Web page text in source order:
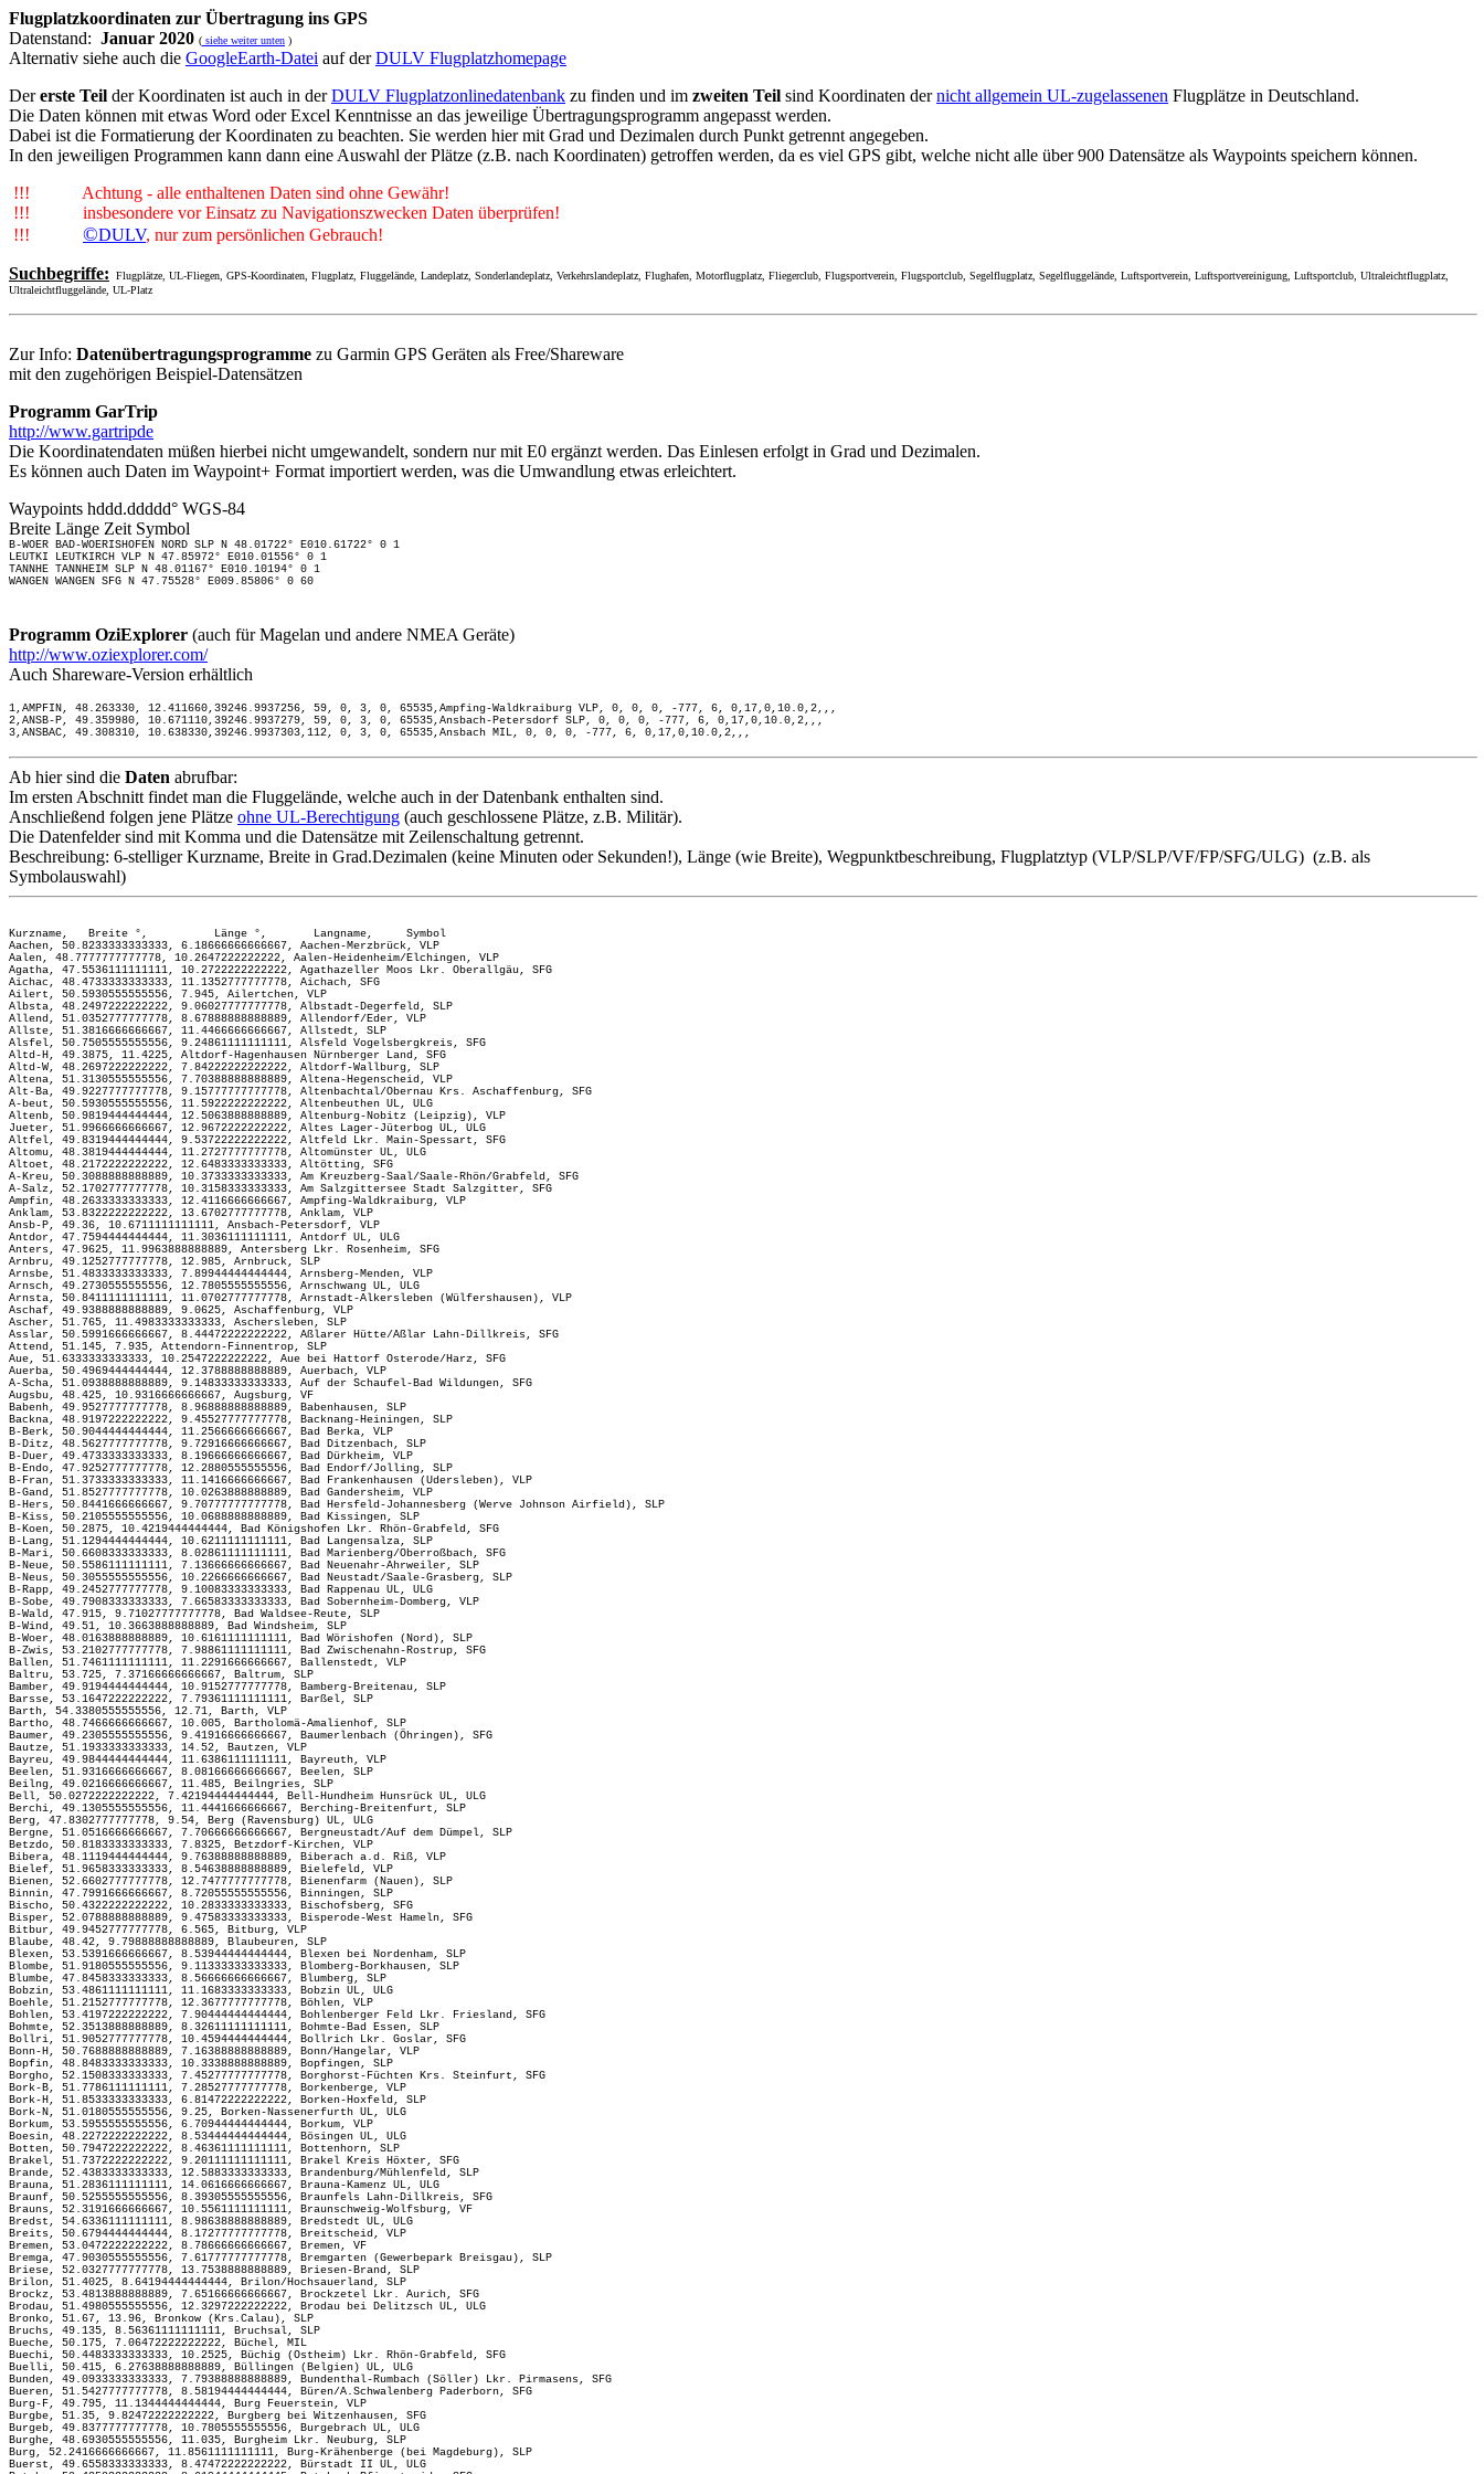
Flugplatzkoordinaten zur Übertragung ins GPS
Datenstand: Januar 2020 ( siehe weiter unten )
Alternativ siehe auch die GoogleEarth-Datei auf derDULV Flugplatzhomepage
Dererste Teil der Koordinaten ist auch in derDULV Flugplatzonlinedatenbank zu finden und im zweiten Teil sind Koordinaten dernicht allgemein UL-zugelassenen Flugplätze in Deutschland.
Die Daten können mit etwas Word oder Excel Kenntnisse an das jeweilige Übertragungsprogramm angepasst werden.
Dabei ist die Formatierung der Koordinaten zu beachten. Sie werden hier mit Grad und Dezimalen durch Punkt getrennt angegeben.
In den jeweiligen Programmen kann dann eine Auswahl der Plätze (z.B. nach Koordinaten) getroffen werden, da es viel GPS gibt, welche nicht alle über 900 Datensätze als Waypoints speichern können.
!!! Achtung - alle enthaltenen Daten sind ohne Gewähr!
!!! insbesondere vor Einsatz zu Navigationszwecken Daten überprüfen!
!!! ©DULV, nur zum persönlichen Gebrauch!
Suchbegriffe: Flugplätze, UL-Fliegen, GPS-Koordinaten, Flugplatz, Fluggelände, Landeplatz, Sonderlandeplatz, Verkehrslandeplatz, Flughafen, Motorflugplatz, Fliegerclub, Flugsportverein, Flugsportclub, Segelflugplatz, Segelfluggelände, Luftsportverein, Luftsportvereinigung, Luftsportclub, Ultraleichtflugplatz,
Ultraleichtfluggelände, UL-Platz
Zur Info: Datenübertragungsprogramme zu Garmin GPS Geräten als Free/Shareware
mit den zugehörigen Beispiel-Datensätzen
Programm GarTrip
http://www.gartripde
Die Koordinatendaten müßen hierbei nicht umgewandelt, sondern nur mit E0 ergänzt werden. Das Einlesen erfolgt in Grad und Dezimalen.
Es können auch Daten im Waypoint+ Format importiert werden, was die Umwandlung etwas erleichtert.
Waypoints hddd.ddddd° WGS-84
Breite Länge Zeit Symbol
B-WOER BAD-WOERISHOFEN NORD SLP N 48.01722° E010.61722° 0 1
LEUTKI LEUTKIRCH VLP N 47.85972° E010.01556° 0 1
TANNHE TANNHEIM SLP N 48.01167° E010.10194° 0 1
WANGEN WANGEN SFG N 47.75528° E009.85806° 0 60
Programm OziExplorer (auch für Magelan und andere NMEA Geräte)
http://www.oziexplorer.com/
Auch Shareware-Version erhältlich
1,AMPFIN, 48.263330, 12.411660,39246.9937256, 59, 0, 3, 0, 65535,Ampfing-Waldkraiburg VLP, 0, 0, 0, -777, 6, 0,17,0,10.0,2,,,
2,ANSB-P, 49.359980, 10.671110,39246.9937279, 59, 0, 3, 0, 65535,Ansbach-Petersdorf SLP, 0, 0, 0, -777, 6, 0,17,0,10.0,2,,,
3,ANSBAC, 49.308310, 10.638330,39246.9937303,112, 0, 3, 0, 65535,Ansbach MIL, 0, 0, 0, -777, 6, 0,17,0,10.0,2,,,
Ab hier sind die Daten abrufbar:
Im ersten Abschnitt findet man die Fluggelände, welche auch in der Datenbank enthalten sind.
Anschließend folgen jene Plätze ohne UL-Berechtigung (auch geschlossene Plätze, z.B. Militär).
Die Datenfelder sind mit Komma und die Datensätze mit Zeilenschaltung getrennt.
Beschreibung: 6-stelliger Kurzname, Breite in Grad.Dezimalen (keine Minuten oder Sekunden!), Länge (wie Breite), Wegpunktbeschreibung, Flugplatztyp (VLP/SLP/VF/FP/SFG/ULG) (z.B. als
Symbolauswahl)
Kurzname, Breite °, Länge °, Langname, Symbol
Aachen,
50.8233333333333, 6.18666666666667, Aachen-Merzbrück,
VLP
Aalen, 48.7777777777778, 10.2647222222222, Aalen-Heidenheim/Elchingen, VLP
Agatha, 47.5536111111111, 10.2722222222222, Agathazeller Moos Lkr. Oberallgäu, SFG
Aichac, 48.4733333333333, 11.1352777777778, Aichach, SFG
Ailert, 50.5930555555556, 7.945, Ailertchen, VLP
Albsta, 48.2497222222222, 9.06027777777778, Albstadt-Degerfeld, SLP
Allend, 51.0352777777778, 8.67888888888889, Allendorf/Eder, VLP
Allste, 51.3816666666667, 11.4466666666667, Allstedt, SLP
Alsfel, 50.7505555555556, 9.24861111111111, Alsfeld Vogelsbergkreis, SFG
Altd-H, 49.3875, 11.4225, Altdorf-Hagenhausen Nürnberger Land, SFG
Altd-W, 48.2697222222222, 7.84222222222222, Altdorf-Wallburg, SLP
Altena, 51.3130555555556, 7.70388888888889, Altena-Hegenscheid, VLP
Alt-Ba, 49.9227777777778, 9.15777777777778, Altenbachtal/Obernau Krs. Aschaffenburg, SFG
A-beut, 50.5930555555556, 11.5922222222222, Altenbeuthen UL, ULG
Altenb, 50.9819444444444, 12.5063888888889, Altenburg-Nobitz (Leipzig), VLP
Jueter, 51.9966666666667, 12.9672222222222, Altes Lager-Jüterbog UL, ULG
Altfel, 49.8319444444444, 9.53722222222222, Altfeld Lkr. Main-Spessart, SFG
Altomu, 48.3819444444444, 11.2727777777778, Altomünster UL, ULG
Altoet, 48.2172222222222, 12.6483333333333, Altötting, SFG
A-Kreu, 50.3088888888889, 10.3733333333333, Am Kreuzberg-Saal/Saale-Rhön/Grabfeld, SFG
A-Salz, 52.1702777777778, 10.3158333333333, Am Salzgittersee Stadt Salzgitter, SFG
Ampfin, 48.2633333333333, 12.4116666666667, Ampfing-Waldkraiburg, VLP
Anklam, 53.8322222222222, 13.6702777777778, Anklam, VLP
Ansb-P, 49.36, 10.6711111111111, Ansbach-Petersdorf, VLP
Antdor, 47.7594444444444, 11.3036111111111, Antdorf UL, ULG
Anters, 47.9625, 11.9963888888889, Antersberg Lkr. Rosenheim, SFG
Arnbru, 49.1252777777778, 12.985, Arnbruck, SLP
Arnsbe, 51.4833333333333, 7.89944444444444, Arnsberg-Menden, VLP
Arnsch, 49.2730555555556, 12.7805555555556, Arnschwang UL, ULG
Arnsta, 50.8411111111111, 11.0702777777778, Arnstadt-Alkersleben (Wülfershausen), VLP
Aschaf, 49.9388888888889, 9.0625, Aschaffenburg, VLP
Ascher, 51.765, 11.4983333333333, Aschersleben, SLP
Asslar, 50.5991666666667, 8.44472222222222, Aßlarer Hütte/Aßlar Lahn-Dillkreis, SFG
Attend, 51.145, 7.935, Attendorn-Finnentrop, SLP
Aue, 51.6333333333333, 10.2547222222222, Aue bei Hattorf Osterode/Harz, SFG
Auerba, 50.4969444444444, 12.3788888888889, Auerbach, VLP
A-Scha, 51.0938888888889, 9.14833333333333, Auf der Schaufel-Bad Wildungen, SFG
Augsbu, 48.425, 10.9316666666667, Augsburg, VF
Babenh, 49.9527777777778, 8.96888888888889, Babenhausen, SLP
Backna, 48.9197222222222, 9.45527777777778, Backnang-Heiningen, SLP
B-Berk, 50.9044444444444, 11.2566666666667, Bad Berka, VLP
B-Ditz, 48.5627777777778, 9.72916666666667, Bad Ditzenbach, SLP
B-Duer, 49.4733333333333, 8.19666666666667, Bad Dürkheim, VLP
B-Endo, 47.9252777777778, 12.2880555555556, Bad Endorf/Jolling, SLP
B-Fran, 51.3733333333333, 11.1416666666667, Bad Frankenhausen (Udersleben), VLP
B-Gand, 51.8527777777778, 10.0263888888889, Bad Gandersheim, VLP
B-Hers, 50.8441666666667, 9.70777777777778, Bad Hersfeld-Johannesberg (Werve Johnson Airfield), SLP
B-Kiss, 50.2105555555556, 10.0688888888889, Bad Kissingen, SLP
B-Koen, 50.2875, 10.4219444444444, Bad Königshofen Lkr. Rhön-Grabfeld, SFG
B-Lang, 51.1294444444444, 10.6211111111111, Bad Langensalza, SLP
B-Mari, 50.6608333333333, 8.02861111111111, Bad Marienberg/Oberroßbach, SFG
B-Neue, 50.5586111111111, 7.13666666666667, Bad Neuenahr-Ahrweiler, SLP
B-Neus, 50.3055555555556, 10.2266666666667, Bad Neustadt/Saale-Grasberg, SLP
B-Rapp, 49.2452777777778, 9.10083333333333, Bad Rappenau UL, ULG
B-Sobe, 49.7908333333333, 7.66583333333333, Bad Sobernheim-Domberg, VLP
B-Wald, 47.915, 9.71027777777778, Bad Waldsee-Reute, SLP
B-Wind, 49.51, 10.3663888888889, Bad Windsheim, SLP
B-Woer, 48.0163888888889, 10.6161111111111, Bad Wörishofen (Nord), SLP
B-Zwis, 53.2102777777778, 7.98861111111111, Bad Zwischenahn-Rostrup, SFG
Ballen, 51.7461111111111, 11.2291666666667, Ballenstedt, VLP
Baltru, 53.725, 7.37166666666667, Baltrum, SLP
Bamber, 49.9194444444444, 10.9152777777778, Bamberg-Breitenau, SLP
Barsse, 53.1647222222222, 7.79361111111111, Barßel, SLP
Barth, 54.3380555555556, 12.71, Barth, VLP
Bartho, 48.7466666666667, 10.005, Bartholomä-Amalienhof, SLP
Baumer, 49.2305555555556, 9.41916666666667, Baumerlenbach (Öhringen), SFG
Bautze, 51.1933333333333, 14.52, Bautzen, VLP
Bayreu, 49.9844444444444, 11.6386111111111, Bayreuth, VLP
Beelen, 51.9316666666667, 8.08166666666667, Beelen, SLP
Beilng, 49.0216666666667, 11.485, Beilngries, SLP
Bell, 50.0272222222222, 7.42194444444444, Bell-Hundheim Hunsrück UL, ULG
Berchi, 49.1305555555556, 11.4441666666667, Berching-Breitenfurt, SLP
Berg, 47.8302777777778, 9.54, Berg (Ravensburg) UL, ULG
Bergne, 51.0516666666667, 7.70666666666667, Bergneustadt/Auf dem Dümpel, SLP
Betzdo, 50.8183333333333, 7.8325, Betzdorf-Kirchen, VLP
Bibera, 48.1119444444444, 9.76388888888889, Biberach a.d. Riß, VLP
Bielef, 51.9658333333333, 8.54638888888889, Bielefeld, VLP
Bienen, 52.6602777777778, 12.7477777777778, Bienenfarm (Nauen), SLP
Binnin, 47.7991666666667, 8.72055555555556, Binningen, SLP
Bischo, 50.4322222222222, 10.2833333333333, Bischofsberg, SFG
Bisper, 52.0788888888889, 9.47583333333333, Bisperode-West Hameln, SFG
Bitbur, 49.9452777777778, 6.565, Bitburg, VLP
Blaube, 48.42, 9.79888888888889, Blaubeuren, SLP
Blexen, 53.5391666666667, 8.53944444444444, Blexen bei Nordenham, SLP
Blombe, 51.9180555555556, 9.11333333333333, Blomberg-Borkhausen, SLP
Blumbe, 47.8458333333333, 8.56666666666667, Blumberg, SLP
Bobzin, 53.4861111111111, 11.1683333333333, Bobzin UL, ULG
Boehle, 51.2152777777778, 12.3677777777778, Böhlen, VLP
Bohlen, 53.4197222222222, 7.90444444444444, Bohlenberger Feld Lkr. Friesland, SFG
Bohmte, 52.3513888888889, 8.32611111111111, Bohmte-Bad Essen, SLP
Bollri, 51.9052777777778, 10.4594444444444, Bollrich Lkr. Goslar, SFG
Bonn-H, 50.7688888888889, 7.16388888888889, Bonn/Hangelar, VLP
Bopfin, 48.8483333333333, 10.3338888888889, Bopfingen, SLP
Borgho, 52.1508333333333, 7.45277777777778, Borghorst-Füchten Krs. Steinfurt, SFG
Bork-B, 51.7786111111111, 7.28527777777778, Borkenberge, VLP
Bork-H, 51.8533333333333, 6.81472222222222, Borken-Hoxfeld, SLP
Bork-N, 51.0180555555556, 9.25, Borken-Nassenerfurth UL, ULG
Borkum, 53.5955555555556, 6.70944444444444, Borkum, VLP
Boesin, 48.2272222222222, 8.53444444444444, Bösingen UL, ULG
Botten, 50.7947222222222, 8.46361111111111, Bottenhorn, SLP
Brakel, 51.7372222222222, 9.20111111111111, Brakel Kreis Höxter, SFG
Brande, 52.4383333333333, 12.5883333333333, Brandenburg/Mühlenfeld, SLP
Brauna, 51.2836111111111, 14.0616666666667, Brauna-Kamenz UL, ULG
Braunf, 50.5255555555556, 8.39305555555556, Braunfels Lahn-Dillkreis, SFG
Brauns, 52.3191666666667, 10.5561111111111, Braunschweig-Wolfsburg, VF
Bredst, 54.6336111111111, 8.98638888888889, Bredstedt UL, ULG
Breits, 50.6794444444444, 8.17277777777778, Breitscheid, VLP
Bremen, 53.0472222222222, 8.78666666666667, Bremen, VF
Bremga, 47.9030555555556, 7.61777777777778, Bremgarten (Gewerbepark Breisgau), SLP
Briese, 52.0327777777778, 13.7538888888889, Briesen-Brand, SLP
Brilon, 51.4025, 8.64194444444444, Brilon/Hochsauerland, SLP
Brockz, 53.4813888888889, 7.65166666666667, Brockzetel Lkr. Aurich, SFG
Brodau, 51.4980555555556, 12.3297222222222, Brodau bei Delitzsch UL, ULG
Bronko, 51.67, 13.96, Bronkow (Krs.Calau), SLP
Bruchs, 49.135, 8.56361111111111, Bruchsal, SLP
Bueche, 50.175, 7.06472222222222, Büchel, MIL
Buechi, 50.4483333333333, 10.2525, Büchig (Ostheim) Lkr. Rhön-Grabfeld, SFG
Buelli, 50.415, 6.27638888888889, Büllingen (Belgien) UL, ULG
Bunden, 49.0933333333333, 7.79388888888889, Bundenthal-Rumbach (Söller) Lkr. Pirmasens, SFG
Bueren, 51.5427777777778, 8.58194444444444, Büren/A.Schwalenberg Paderborn, SFG
Burg-F, 49.795, 11.1344444444444, Burg Feuerstein, VLP
Burgbe, 51.35, 9.82472222222222, Burgberg bei Witzenhausen, SFG
Burgeb, 49.8377777777778, 10.7805555555556, Burgebrach UL, ULG
Burghe, 48.6930555555556, 11.035, Burgheim Lkr. Neuburg, SLP
Burg, 52.2416666666667, 11.8561111111111, Burg-Krähenberge (bei Magdeburg), SLP
Buerst, 49.6558333333333, 8.47472222222222, Bürstadt II UL, ULG